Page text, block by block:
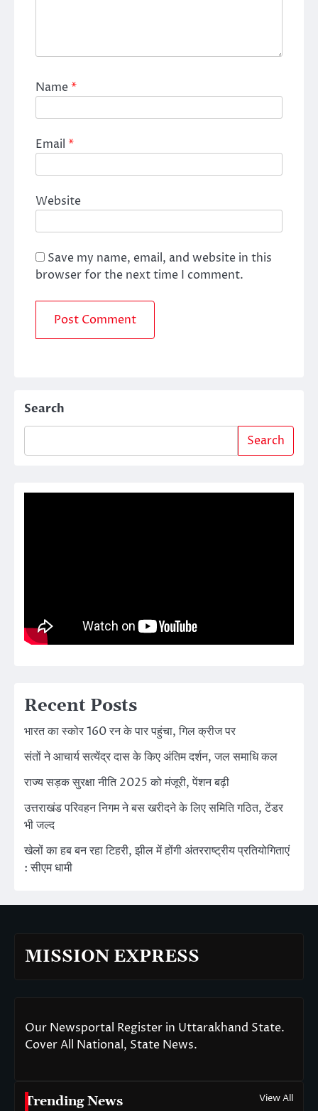
Name*
Email *
Website
Save my name, email, and website in this
browser for the next time I comment.
Search
Search
Recent Posts
भारत का स्कोर 160 रन के पार पहुंचा, गिल क्रीज पर
संतों ने आचार्य सत्येंद्र दास के किए अंतिम दर्शन, जल समाधि कल
राज्य सड़क सुरक्षा नीति 2025 को मंजूरी, पेंशन बढ़ी
उत्तराखंड परिवहन निगम ने बस खरीदने के लिए समिति गठित, टेंडर
भी जल्द
खेलों का हब बन रहा टिहरी, झील में होंगी अंतरराष्ट्रीय प्रतियोगिताएं
: सीएम धामी
MISSION EXPRESS
Our Newsportal Register in Uttarakhand State.
Cover All National, State News.
Trending News View All